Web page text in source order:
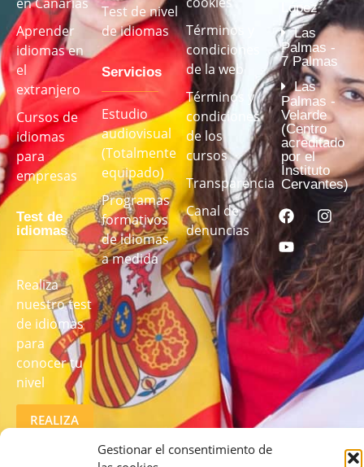
Gestionar el consentimiento de
Aprender
idiomas en
el
extranjero
Cursos de
idiomas
para
empresas
Test de
idiomas
Realiza
nuestro test
de idiomas
para
conocer tu
nivel
REALIZA
EL TEST
Test de nivel
de idiomas
Servicios
Estudio
audiovisual
(Totalmente
equipado)
Programas
formativos
de idiomas
a medida
Términos y
condiciones
de la web
Términos y
condiciones
de los
cursos
Transparencia
Canal de
denuncias
López
Las
Palmas -
7 Palmas
Las
Palmas -
Velarde
(Centro
acreditado
por el
Instituto
Cervantes)